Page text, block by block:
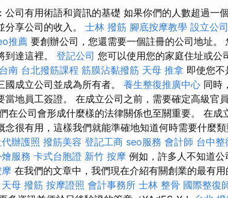
公司有用術語和資訊的基礎 如果你們的人數超過一
分享公司的收入。 士林 撥筋 腳底按摩教學 設立公司
推薦 要創辦公司，您還需要一個註冊的公司地址。
到達這裡。 登記公司 您可以使用您的家庭住址或公
南 台北撥筋課程 筋膜沾黏撥筋 天母 推拿 即使您
國成立公司並成為所有者。 養生整復推廣中心 同時
當地員工簽證。 在成立公司之前，需要確定高級官
在公司會形成什麼樣的法律關係也至關重要。 在成
念很有用，這樣我們就能準確地知道何時需要什麼
辦護照 撥筋美容 登記工商 seo服務 會計師 台中整
服務 卡式台胞證 新竹 按摩 例如，許多人不知道
在我們的文章中，我們現在介紹有關創業的最有
天母 撥筋 按摩證照 會計事務所 士林 整骨 國際整復